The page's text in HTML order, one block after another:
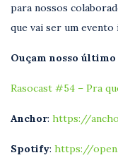
para nossos
que vai ser um evento
Ouçam nosso último
Rasocast #54 – Pra
Anchor: https://
Spotify: https://